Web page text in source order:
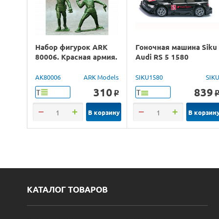
Набор фигурок ARK
80006. Красная армия.
AK80006 ARK Models
Т 310 o
В корзину
Гоночная машина Siku
Audi RS 5 1580
SIKU1580 SIKU
Т 839 o
В
КАТАЛОГ ТОВАРОВ